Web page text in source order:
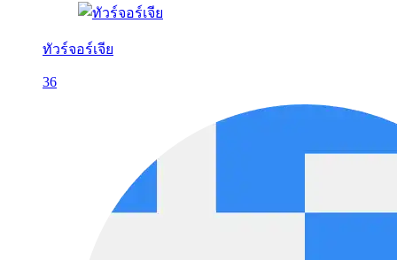
ทัวร์จอร์เจีย
36